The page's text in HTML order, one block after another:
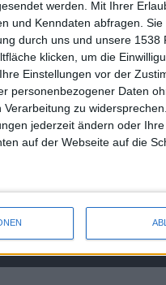
werden.
Mit Ihrer
und Kenndaten abfragen.
durch uns und unsere
klicken, um die
Einstellungen vor der
personenbezogener Daten
Verarbeitung zu
jederzeit ändern oder
auf der Webseite auf die
mit einem
Seine Vergütung
Jahren kein Gehalt